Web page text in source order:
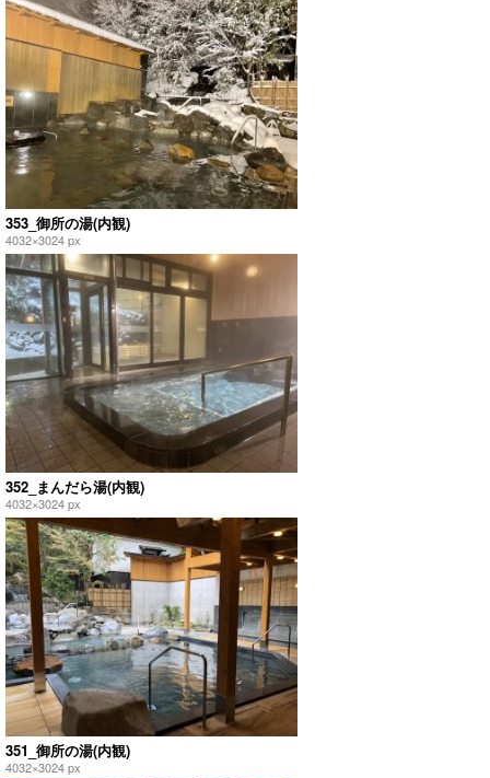
353_御所の湯(内観)
4032×3024 px
352_まんだら湯(内観)
4032×3024 px
351_御所の湯(内観)
4032×3024 px